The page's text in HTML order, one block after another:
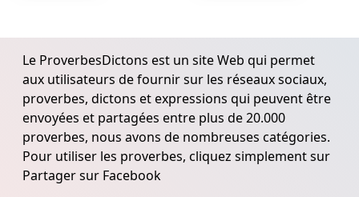
Le ProverbesDictons est un site Web qui permet
aux utilisateurs de fournir sur les réseaux sociaux,
proverbes, dictons et expressions qui peuvent être
envoyées et partagées entre plus de 20.000
proverbes, nous avons de nombreuses catégories.
Pour utiliser les proverbes, cliquez simplement sur
Partager sur Facebook